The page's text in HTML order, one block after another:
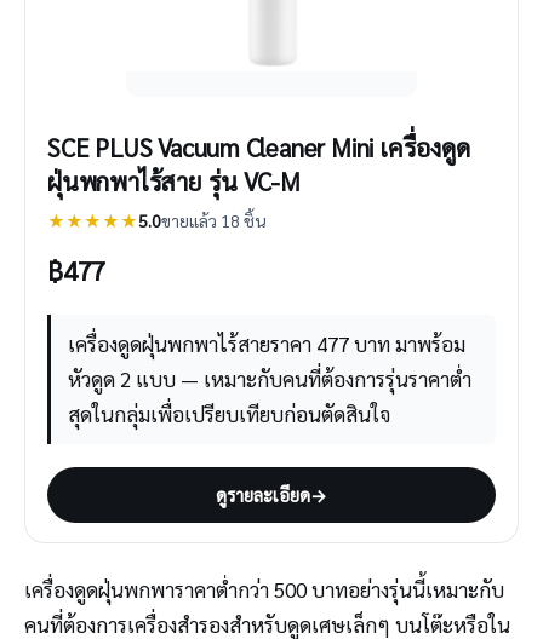
SCE PLUS Vacuum Cleaner Mini เครื่องดูด
ฝุ่นพกพาไร้สาย รุ่น VC-M
★★★★★5.0ขายแล้ว 18 ชิ้น
฿477
เครื่องดูดฝุ่นพกพาไร้สายราคา 477 บาท มาพร้อม
หัวดูด 2 แบบ — เหมาะกับคนที่ต้องการรุ่นราคาต่ำ
สุดในกลุ่มเพื่อเปรียบเทียบก่อนตัดสินใจ
ดูรายละเอียด→
เครื่องดูดฝุ่นพกพาราคาต่ำกว่า 500 บาทอย่างรุ่นนี้เหมาะกับ
คนที่ต้องการเครื่องสำรองสำหรับดูดเศษเล็กๆ บนโต๊ะหรือใน